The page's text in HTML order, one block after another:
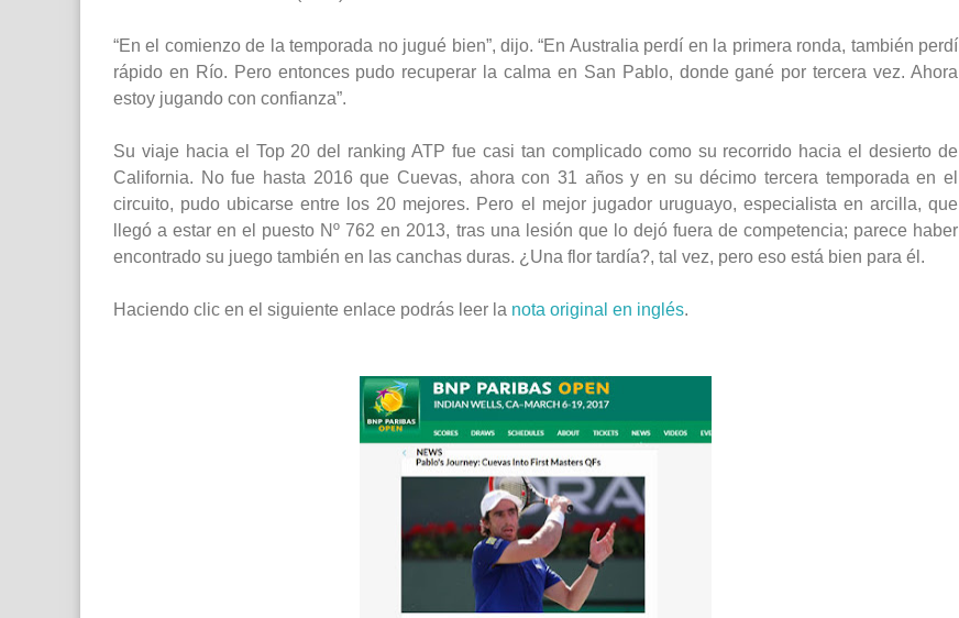
“En el comienzo de la temporada no jugué bien”, dijo. “En Australia perdí en la primera ronda, también perdí
rápido en Río. Pero entonces pudo recuperar la calma en San Pablo, donde gané por tercera vez. Ahora
estoy jugando con confianza”.
Su viaje hacia el Top 20 del ranking ATP fue casi tan complicado como su recorrido hacia el desierto de
California. No fue hasta 2016 que Cuevas, ahora con 31 años y en su décimo tercera temporada en el
circuito, pudo ubicarse entre los 20 mejores. Pero el mejor jugador uruguayo, especialista en arcilla, que
llegó a estar en el puesto Nº 762 en 2013, tras una lesión que lo dejó fuera de competencia; parece haber
encontrado su juego también en las canchas duras. ¿Una flor tardía?, tal vez, pero eso está bien para él.
Haciendo clic en el siguiente enlace podrás leer la nota original en inglés.